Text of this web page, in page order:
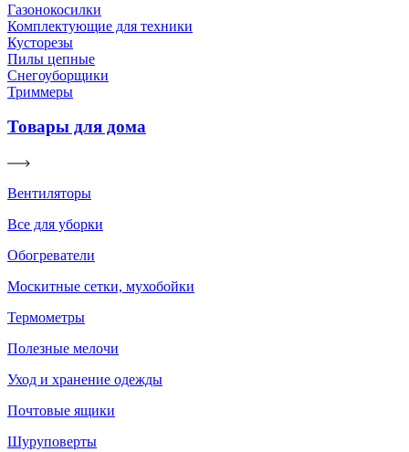
Газонокосилки
Комплектующие для техники
Кусторезы
Пилы цепные
Снегоуборщики
Триммеры
Товары для дома
Вентиляторы
Все для уборки
Обогреватели
Москитные сетки, мухобойки
Термометры
Полезные мелочи
Уход и хранение одежды
Почтовые ящики
Шуруповерты